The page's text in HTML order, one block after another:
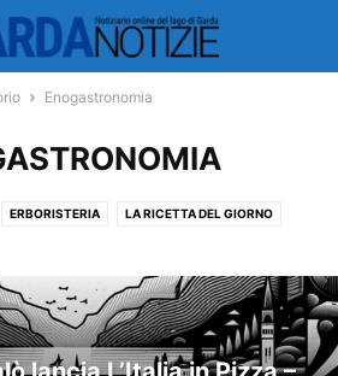
Enogastronomia
ERBORISTERIA LA RICETTA DEL GIORNO